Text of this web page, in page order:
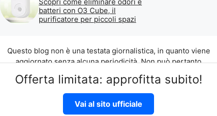
Offerta limitata: approfitta subito!
Vai al sito ufficiale
batteri con O3 Cube, il
purificatore per piccoli spazi
Questo blog non è una testata giornalistica, in quanto viene
aggiornato senza alcuna periodicità. Non può pertanto
del 07.03.2001.
©2026 di Aliados Srl C.da Piana Romana snc, 90010 Lascari
(PA) P.IVA 07262700821